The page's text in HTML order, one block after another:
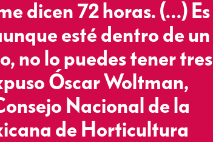
dicen 72 horas. (…) Es
esté dentro de un
no lo puedes tener tres
Óscar Woltman,
Nacional de la
de Horticultura